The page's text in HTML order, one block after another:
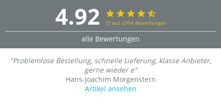
4.92 ∅ aus 2304 Bewertungen
alle Bewertungen
"Problemlose Bestellung, schnelle Lieferung, klasse Anbieter,
gerne wieder e"
Hans-Joachim Morgenstern
Artikel ansehen